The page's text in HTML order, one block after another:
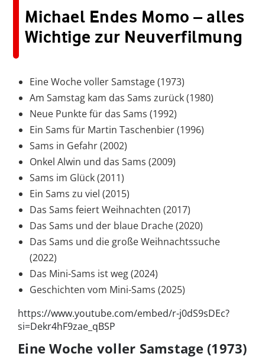
Michael Endes Momo – alles
Wichtige zur Neuverfilmung
Eine Woche voller Samstage (1973)
Am Samstag kam das Sams zurück (1980)
Neue Punkte für das Sams (1992)
Ein Sams für Martin Taschenbier (1996)
Sams in Gefahr (2002)
Onkel Alwin und das Sams (2009)
Sams im Glück (2011)
Ein Sams zu viel (2015)
Das Sams feiert Weihnachten (2017)
Das Sams und der blaue Drache (2020)
Das Sams und die große Weihnachtssuche
(2022)
Das Mini-Sams ist weg (2024)
Geschichten vom Mini-Sams (2025)
https://www.youtube.com/embed/r-j0dS9sDEc?
si=Dekr4hF9zae_qBSP
Eine Woche voller Samstage (1973)